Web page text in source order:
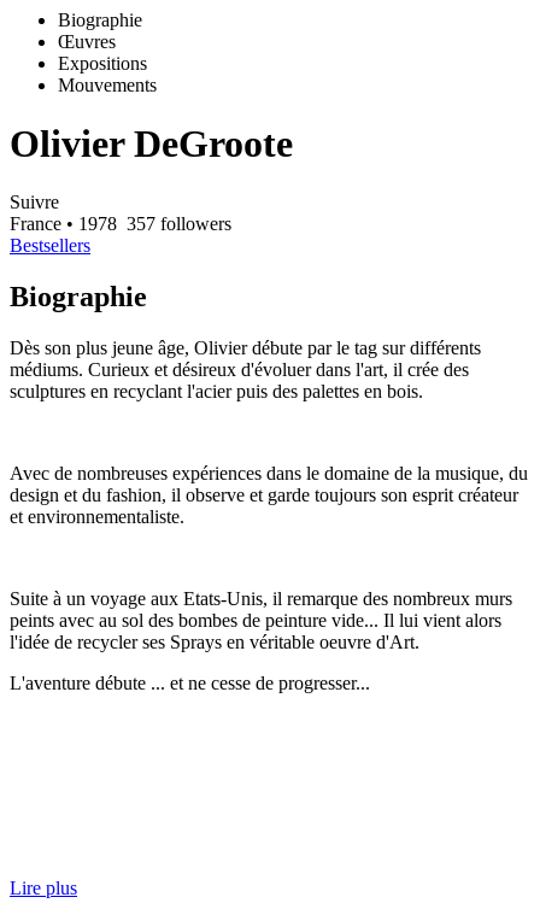
Biographie
Œuvres
Expositions
Mouvements
Olivier DeGroote
Suivre
France • 1978 357 followers
Bestsellers
Biographie
Dès son plus jeune âge, Olivier débute par le tag sur différents
médiums. Curieux et désireux d'évoluer dans l'art, il crée des
sculptures en recyclant l'acier puis des palettes en bois.
Avec de nombreuses expériences dans le domaine de la musique, du
design et du fashion, il observe et garde toujours son esprit créateur
et environnementaliste.
Suite à un voyage aux Etats-Unis, il remarque des nombreux murs
peints avec au sol des bombes de peinture vide... Il lui vient alors
l'idée de recycler ses Sprays en véritable oeuvre d'Art.
L'aventure débute ... et ne cesse de progresser...
Lire plus